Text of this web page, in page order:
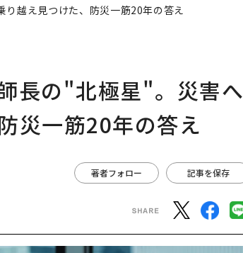
越え見つけた、防災一筋20年の答え
長の"北極星"。災害へ
災一筋20年の答え
著者フォロー 記事を保存